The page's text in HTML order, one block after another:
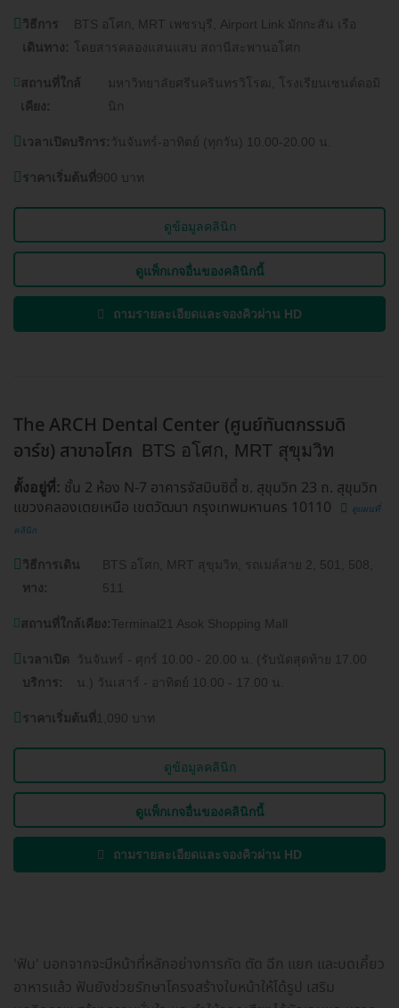
วิธีการ
เดินทาง:
BTS อโศก, MRT เพชรบุรี, Airport Link มักกะสัน เรือ
โดยสารคลองแสนแสบ สถานีสะพานอโศก
สถานที่ใกล้
เคียง:
มหาวิทยาลัยศรีนครินทรวิโรฒ, โรงเรียนเซนต์ดอมิ
นิก
เวลาเปิดบริการ: วันจันทร์-อาทิตย์ (ทุกวัน) 10.00-20.00 น.
ราคาเริ่มต้นที่900 บาท
ดูข้อมูลคลินิก
ดูแพ็กเกจอื่นของคลินิกนี้
ถามรายละเอียดและจองคิวผ่าน HD
The ARCH Dental Center (ศูนย์ทันตกรรมดิ
อาร์ช) สาขาอโศก
BTS อโศก, MRT สุขุมวิท
ตั้งอยู่ที่: ชั้น 2 ห้อง N-7 อาคารจัสมินซิตี้ ซ. สุขุมวิท 23 ถ. สุขุมวิท
แขวงคลองเตยเหนือ เขตวัฒนา กรุงเทพมหานคร 10110
ดูแผนที่
คลินิก
วิธีการเดิน
ทาง:
BTS อโศก, MRT สุขุมวิท, รถเมล์สาย 2, 501, 508,
511
สถานที่ใกล้เคียง:Terminal21 Asok Shopping Mall
เวลาเปิด
บริการ:
วันจันทร์ - ศุกร์ 10.00 - 20.00 น. (รับนัดสุดท้าย 17.00
น.) วันเสาร์ - อาทิตย์ 10.00 - 17.00 น.
ราคาเริ่มต้นที่1,090 บาท
ดูข้อมูลคลินิก
ดูแพ็กเกจอื่นของคลินิกนี้
ถามรายละเอียดและจองคิวผ่าน HD
'ฟัน' นอกจากจะมีหน้าที่หลักอย่างการกัด ตัด ฉีก แยก และบดเคี้ยว
อาหารแล้ว ฟันยังช่วยรักษาโครงสร้างใบหน้าให้ได้รูป เสริม